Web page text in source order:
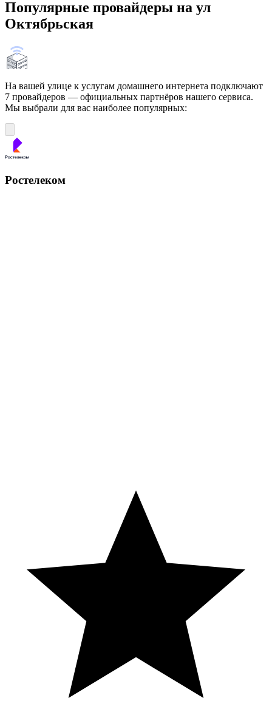
Популярные провайдеры на ул
Октябрьская
На вашей улице к услугам домашнего интернета подключают
7 провайдеров — официальных партнёров нашего сервиса.
Мы выбрали для вас наиболее популярных:
Ростелеком